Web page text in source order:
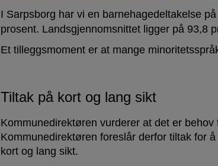
I Sarpsborg har vi en barnehagedeltakelse
prosent. Landsgjennomsnittet ligger på 93,8
Et tilleggsmoment er at mange
Tiltak på kort og lang sikt
Kommunedirektøren vurderer at det er
Kommunedirektøren foreslår derfor tiltak for
kort og lang sikt.